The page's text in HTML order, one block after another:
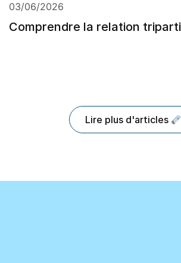
03/06/2026
Comprendre la relation
Lire plus d'articles